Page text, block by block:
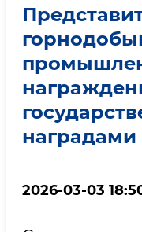
наградами
2026-03-03